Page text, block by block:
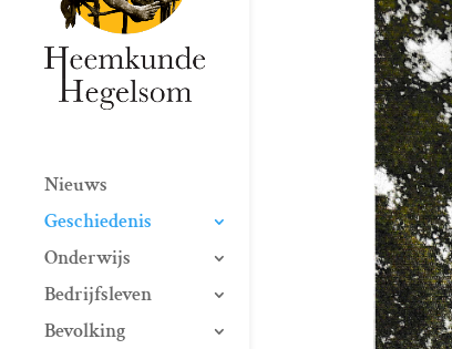
Nieuws
Geschiedenis
Onderwijs
Bedrijfsleven
Bevolking